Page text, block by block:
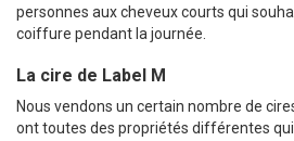
personnes aux cheveux courts qui
coiffure pendant la journée.
La cire de Label M
Nous vendons un certain nombre de
ont toutes des propriétés différentes qui